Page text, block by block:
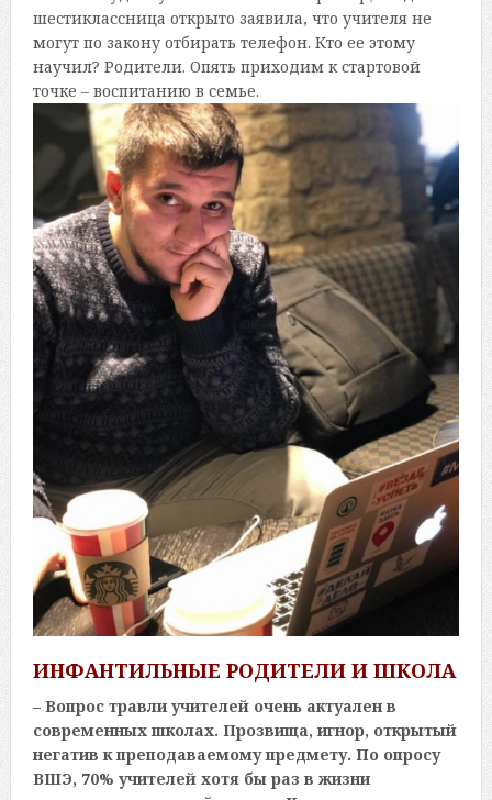
шестиклассница открыто заявила, что учителя не
могут по закону отбирать телефон. Кто ее этому
научил? Родители. Опять приходим к стартовой
точке – воспитанию в семье.
ИНФАНТИЛЬНЫЕ РОДИТЕЛИ И ШКОЛА
– Вопрос травли учителей очень актуален в
современных школах. Прозвища, игнор, открытый
негатив к преподаваемому предмету. По опросу
ВШЭ, 70% учителей хотя бы раз в жизни